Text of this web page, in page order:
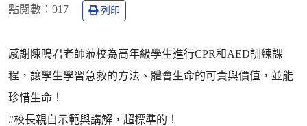
點閱數： 917 列印
感謝陳鳴君老師蒞校為高年級學生進行CPR和AED訓練課
程，讓學生學習急救的方法、體會生命的可貴與價值，並能
珍惜生命！
#校長親自示範與講解，超標準的！